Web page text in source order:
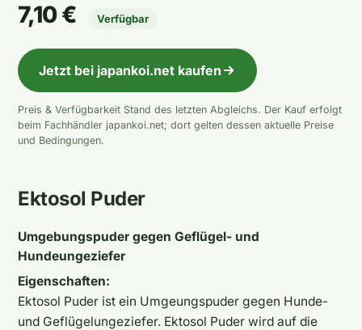
7,10 € Verfügbar
Jetzt bei japankoi.net kaufen
Preis & Verfügbarkeit Stand des letzten Abgleichs. Der Kauf erfolgt
beim Fachhändler japankoi.net; dort gelten dessen aktuelle Preise
und Bedingungen.
Ektosol Puder
Umgebungspuder gegen Geflügel- und
Hundeungeziefer
Eigenschaften:
Ektosol Puder ist ein Umgeungspuder gegen Hunde-
und Geflügelungeziefer. Ektosol Puder wird auf die